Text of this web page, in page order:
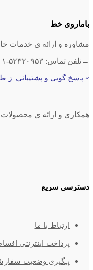
باماروی خط
مشاوره و ارائه ی خدمات
←تلفن تماس: ۵۲۳۲۰۹۵۳-۰۱۱
» پاسخ گویی و پشتیبانی از
همکاری و ارائه ی
دسترسی سریع
ارتباط با ما
پرداخت اینترنتی
پیگیری وضعیت